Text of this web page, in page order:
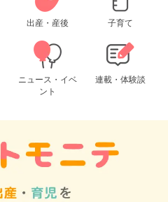
出産・産後 子育て
ニュース・イベ
ント
連載・体験談